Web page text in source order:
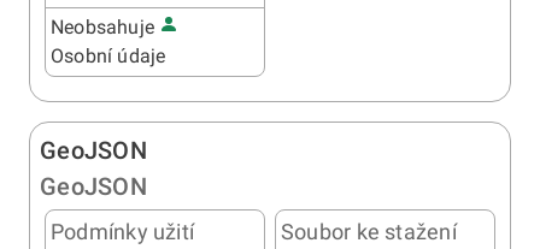
Neobsahuje
Osobní údaje
GeoJSON
GeoJSON
Podmínky užití
Soubor ke stažení